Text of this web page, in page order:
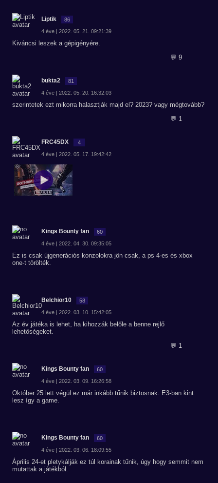
Liptik 86
4 éve | 2022. 05. 21. 09:21:39
Kiváncsi leszek a gépigényére.
💬 9
bukta2 81
4 éve | 2022. 05. 20. 16:32:03
szerintetek ezt mikorra halasztják majd el? 2023? vagy mégtovább?
💬 1
FRC45DX 4
4 éve | 2022. 05. 17. 19:42:42
Kings Bounty fan 60
4 éve | 2022. 04. 30. 09:35:05
Ez is csak újgenerációs konzolokra jön csak, a ps 4-es és xbox
one-t törölték.
Belchior10 58
4 éve | 2022. 03. 10. 15:42:05
Az év játéka is lehet, ha kihozzák belőle a benne rejlő
lehetőségeket.
💬 1
Kings Bounty fan 60
4 éve | 2022. 03. 09. 16:26:58
Október 25 lett végül ez már inkább tűnik biztosnak. E3-ban kint
lesz így a game.
Kings Bounty fan 60
4 éve | 2022. 03. 06. 18:09:55
Április 24-et pletykálják ez túl korainak tűnik, úgy hogy semmit nem
mutattak a játékból.